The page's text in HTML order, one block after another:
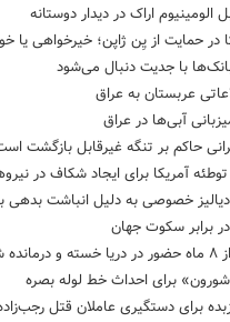
اراک در دیدار دوستانه
در حمایت از یِن ژاپن؛ خیرخواهی یا
با جدیت دنبال می‌شود
عربستان به عراق
حاکم بر تنگه غیرقابل بازگشت
آمریکا برای ایجاد شکاف در
خصوصی به دلیل انباشت بدهی
برابر سکوت جهان
برای احداث خط لوله بصره
برای دستگیری عاملان قتل